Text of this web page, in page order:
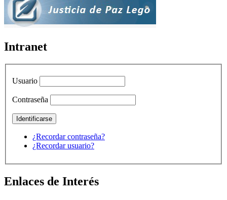
Intranet
Usuario
Contraseña
¿Recordar contraseña?
¿Recordar usuario?
Enlaces de Interés